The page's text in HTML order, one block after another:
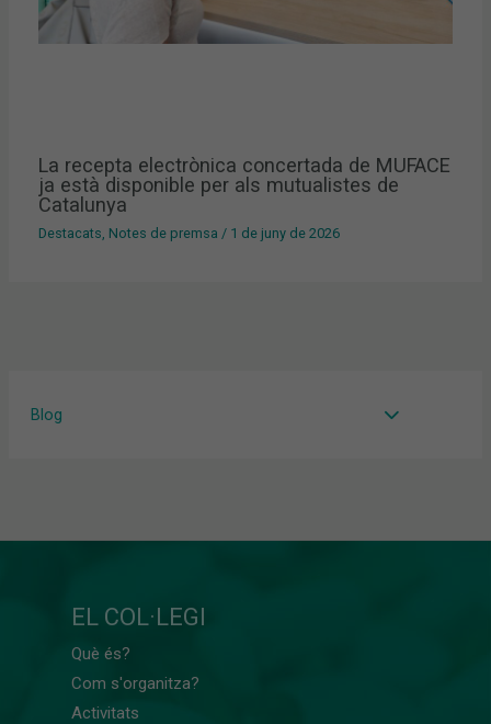
Blog
La recepta electrònica concertada de MUFACE
ja està disponible per als mutualistes de
Catalunya
Destacats Notes de premsa / 1 de juny de 2026
EL COL·LEGI
Què és?
Com s'organitza?
Activitats